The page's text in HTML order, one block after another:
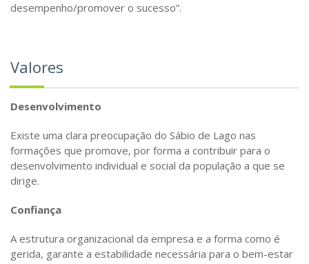
desempenho/promover o sucesso”.
Valores
Desenvolvimento
Existe uma clara preocupação do Sábio de Lago nas
formações que promove, por forma a contribuir para o
desenvolvimento individual e social da população a que se
dirige.
Confiança
A estrutura organizacional da empresa e a forma como é
gerida, garante a estabilidade necessária para o bem-estar